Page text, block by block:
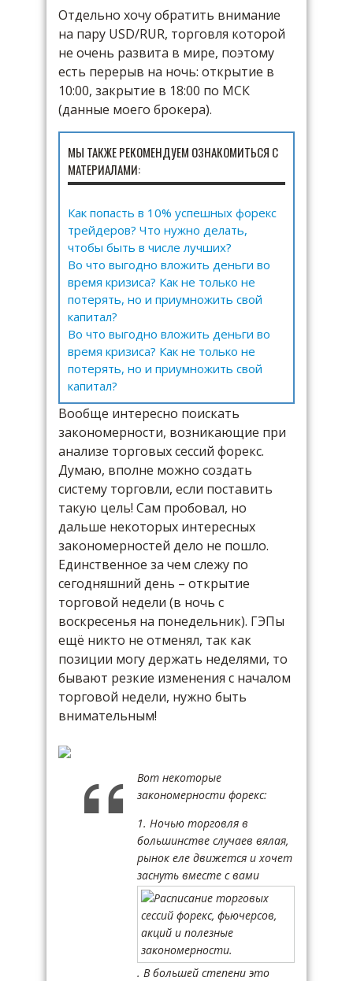
Отдельно хочу обратить внимание
на пару USD/RUR, торговля которой
не очень развита в мире, поэтому
есть перерыв на ночь: открытие в
10:00, закрытие в 18:00 по МСК
(данные моего брокера).
МЫ ТАКЖЕ РЕКОМЕНДУЕМ ОЗНАКОМИТЬСЯ С
МАТЕРИАЛАМИ:
Как попасть в 10% успешных форекс
трейдеров? Что нужно делать,
чтобы быть в числе лучших?
Во что выгодно вложить деньги во
время кризиса? Как не только не
потерять, но и приумножить свой
капитал?
Во что выгодно вложить деньги во
время кризиса? Как не только не
потерять, но и приумножить свой
капитал?
Вообще интересно поискать
закономерности, возникающие при
анализе торговых сессий форекс.
Думаю, вполне можно создать
систему торговли, если поставить
такую цель! Сам пробовал, но
дальше некоторых интересных
закономерностей дело не пошло.
Единственное за чем слежу по
сегодняшний день – открытие
торговой недели (в ночь с
воскресенья на понедельник). ГЭПы
ещё никто не отменял, так как
позиции могу держать неделями, то
бывают резкие изменения с началом
торговой недели, нужно быть
внимательным!
Вот некоторые
закономерности форекс:
1. Ночью торговля в
большинстве случаев вялая,
рынок еле движется и хочет
заснуть вместе с вами
. В большей степени это